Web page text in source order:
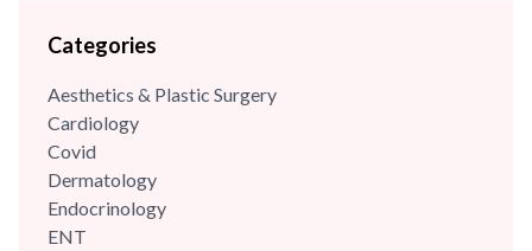
three decades in Internal Medicine. She has a strong clinical
and...
Categories
Aesthetics & Plastic Surgery
Cardiology
Covid
Dermatology
Endocrinology
ENT